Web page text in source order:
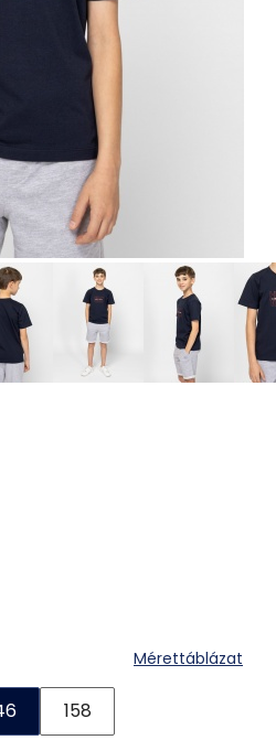
Mérettáblázat
158